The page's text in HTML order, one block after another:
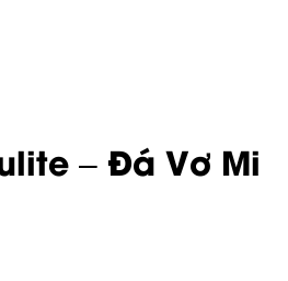
– Đá Vơ Mi